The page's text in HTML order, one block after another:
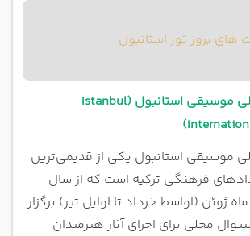
بروز تور استانبول
جشنواره بین‌المللی موسیقی استانبول (Istanbul
موسیقی استانبول یکی از قدیمی‌ترین
فرهنگی ترکیه است که از سال
ماه ژوئن (اواسط خرداد تا اوایل تیر) برگزار
محلی برای اجرای آثار هنرمندان